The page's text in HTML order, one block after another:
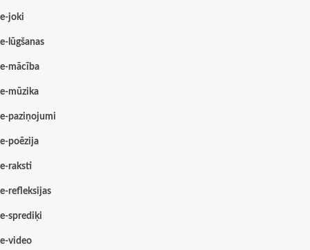
e-joki
e-lūgšanas
e-mācība
e-mūzika
e-paziņojumi
e-poēzija
e-raksti
e-refleksijas
e-sprediķi
e-video